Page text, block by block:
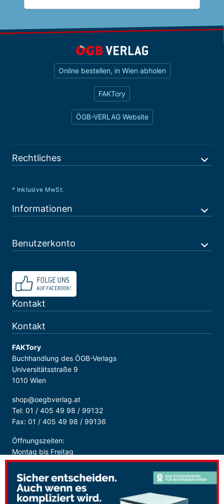
Online bestellen, in Wien abholen
FAKTory
ÖGB-VERLAG Website
Rechtliches
* Inklusive MwSt.
Informationen
Benutzerkonto
Kontakt
Kontakt
FAKTory
Buchhandlung des ÖGB-Verlags
Universitätsstraße 9
1010 Wien
shop@oegbverlag.at
Tel: 01 / 405 49 98 / 99132
Fax: 01 / 405 49 98 / 99136
Öffnungszeiten:
Montag bis Freitag
9:00 - 18:00 Uhr
durchgehend